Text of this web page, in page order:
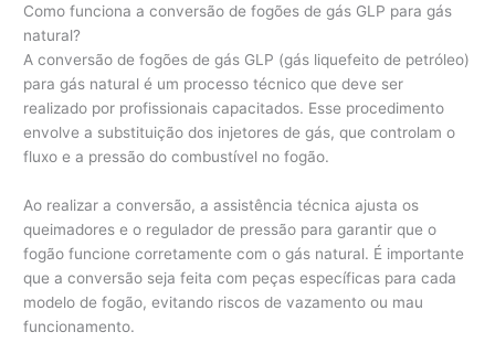
Como funciona a conversão de fogões de gás GLP para gás
natural?
A conversão de fogões de gás GLP (gás liquefeito de petróleo)
para gás natural é um processo técnico que deve ser
realizado por profissionais capacitados. Esse procedimento
envolve a substituição dos injetores de gás, que controlam o
fluxo e a pressão do combustível no fogão.
Ao realizar a conversão, a assistência técnica ajusta os
queimadores e o regulador de pressão para garantir que o
fogão funcione corretamente com o gás natural. É importante
que a conversão seja feita com peças específicas para cada
modelo de fogão, evitando riscos de vazamento ou mau
funcionamento.